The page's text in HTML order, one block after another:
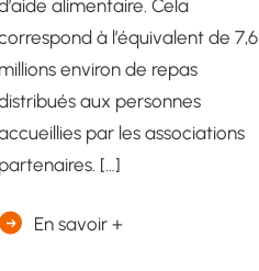
alimentaire. Cela
à l’équivalent de 7,6
millions environ de repas
aux personnes
par les associations
partenaires. […]
En savoir +